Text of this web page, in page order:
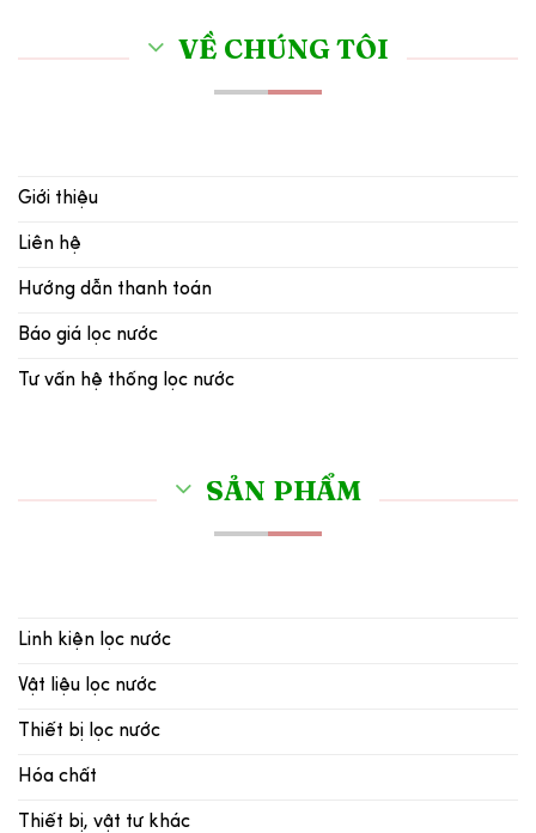
VỀ CHÚNG TÔI
Giới thiệu
Liên hệ
Hướng dẫn thanh toán
Báo giá lọc nước
Tư vấn hệ thống lọc nước
SẢN PHẨM
Linh kiện lọc nước
Vật liệu lọc nước
Thiết bị lọc nước
Hóa chất
Thiết bị, vật tư khác